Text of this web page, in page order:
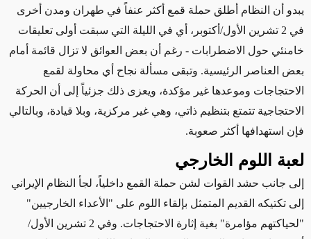
يبدو أن النظام أطلق حملة قمع أكثر عنفاً في طهران ومدن أخرى
في 2 تشرين الأول/أكتوبر، أي في الليلة التي سبقت أولى تعليقات
خامنئي حول الاضطرابات - رغم أن بعض العوائق لا تزال قائمة أمام
بعض العناصر الرئيسية. وتبقى مسألة نجاح أي محاولة لقمع
الاحتجاجات وموعدها غير مؤكدة، ويعزى ذلك جزئياً إلى أن الحركة
الاحتجاجية تتمتع بتنظيم ذاتي، وهي غير مركزية، وبلا قيادة، وبالتالي
فإن استهدافها أكثر صعوبة.
لعبة اللوم الخارجي
إلى جانب حشد القوات لشن حملة القمع داخلياً، لجأ النظام الإيراني
إلى تكتيكه القديم المتمثل بإلقاء اللوم على "الأعداء الخارجيين"
"لحياكتهم مؤامرة" بغية إثارة الاحتجاجات. وفي 2 تشرين الأول/